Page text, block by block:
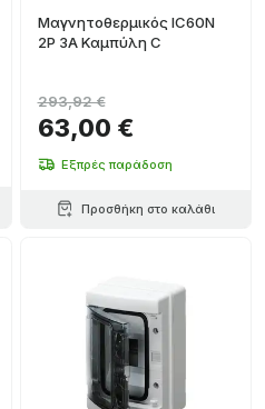
Μαγνητοθερμικός IC60N
2P 3A Καμπύλη C
63,00 €
293,92 €
Εξπρές παράδοση
Προσθήκη στο καλάθι